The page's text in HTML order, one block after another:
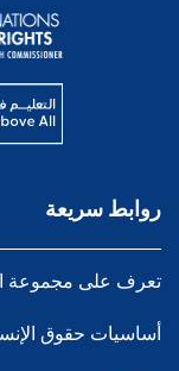
روابط سريعة
تعرف على مجموعة
أساسيات حقوق